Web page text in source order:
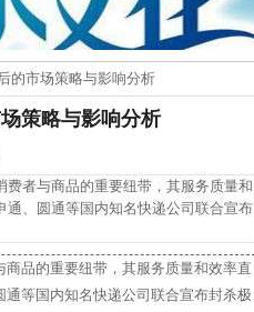
的市场策略与影响分析
策略与影响分析
者与商品的重要纽带，其服务质量和
、圆通等国内知名快递公司联合宣布
品的重要纽带，其服务质量和效率直
等国内知名快递公司联合宣布封杀极